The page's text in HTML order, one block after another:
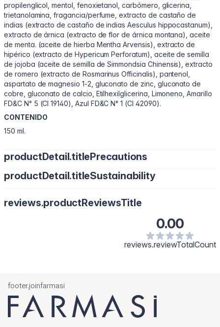
propilenglicol, mentol, fenoxietanol, carbómero, glicerina,
trietanolamina, fragancia/perfume, extracto de castaño de
indias (extracto de castaño de indias Aesculus hippocastanum),
extracto de árnica (extracto de flor de árnica montana), aceite
de menta. (aceite de hierba Mentha Arvensis), extracto de
hipérico (extracto de Hypericum Perforatum), aceite de semilla
de jojoba (aceite de semilla de Simmondsia Chinensis), extracto
de romero (extracto de Rosmarinus Officinalis), pantenol,
aspartato de magnesio 1-2, gluconato de zinc, gluconato de
cobre, gluconato de calcio, Etilhexilglicerina, Limoneno, Amarillo
FD&C N° 5 (CI 19140), Azul FD&C N° 1 (CI 42090).
CONTENIDO
150 ml.
productDetail.titlePrecautions
productDetail.titleSustainability
reviews.productReviewsTitle
0.00
reviews.reviewTotalCount
footer.joinfarmasi